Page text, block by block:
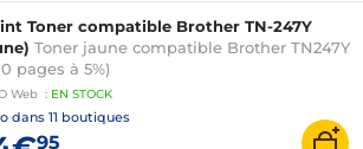
Toner compatible Brother TN-247Y
Toner jaune compatible Brother TN247Y
pages à 5%)
Web : EN STOCK
dans 11 boutiques
95